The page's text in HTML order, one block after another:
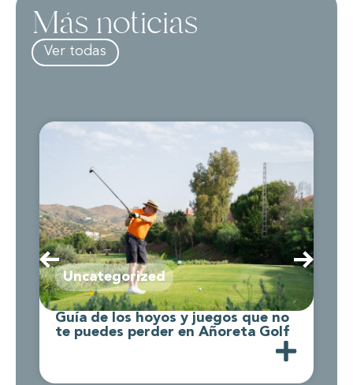
Más noticias
Ver todas
Uncategorized
Guía de los hoyos y juegos que no
te puedes perder en Añoreta Golf